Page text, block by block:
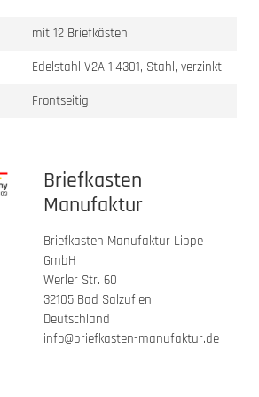
mit 12 Briefkästen
Edelstahl V2A 1.4301, Stahl, verzinkt
Frontseitig
Briefkasten
Manufaktur
Briefkasten Manufaktur Lippe
GmbH
Werler Str. 60
32105 Bad Salzuflen
Deutschland
info@briefkasten-manufaktur.de